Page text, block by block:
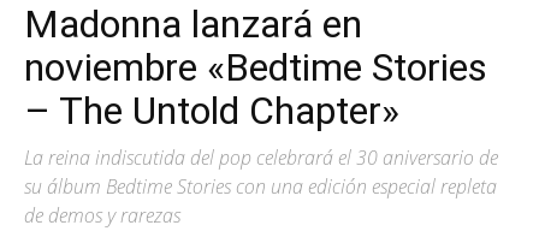
Madonna lanzará en
noviembre «Bedtime Stories
– The Untold Chapter»
La reina indiscutida del pop celebrará el 30 aniversario de
su álbum Bedtime Stories con una edición especial repleta
de demos y rarezas